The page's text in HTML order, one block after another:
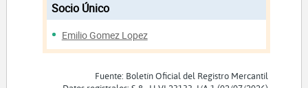
Socio Único
Emilio Gomez Lopez
Fuente: Boletín Oficial del Registro Mercantil